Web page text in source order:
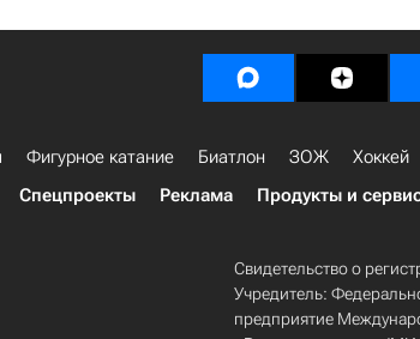
Фигурное катание Биатлон ЗОЖ Хоккей
Спецпроекты
Реклама Продукты и
Свидетельство о
Учредитель:
предприятие